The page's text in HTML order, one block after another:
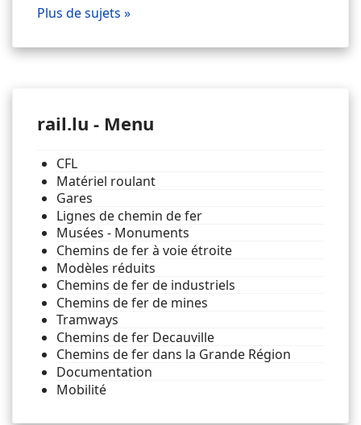
Plus de sujets »
rail.lu - Menu
CFL
Matériel roulant
Gares
Lignes de chemin de fer
Musées - Monuments
Chemins de fer à voie étroite
Modèles réduits
Chemins de fer de industriels
Chemins de fer de mines
Tramways
Chemins de fer Decauville
Chemins de fer dans la Grande Région
Documentation
Mobilité